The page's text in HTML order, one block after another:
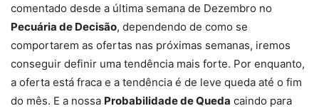
comentado desde a última semana de Dezembro no
Pecuária de Decisão, dependendo de como se
comportarem as ofertas nas próximas semanas, iremos
conseguir definir uma tendência mais forte. Por enquanto,
a oferta está fraca e a tendência é de leve queda até o fim
do mês. E a nossa Probabilidade de Queda caindo para